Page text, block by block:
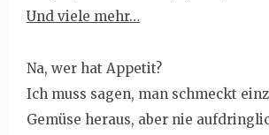
Und viele mehr…
Na, wer hat Appetit?
Ich muss sagen, man schmeckt
Gemüse heraus, aber nie